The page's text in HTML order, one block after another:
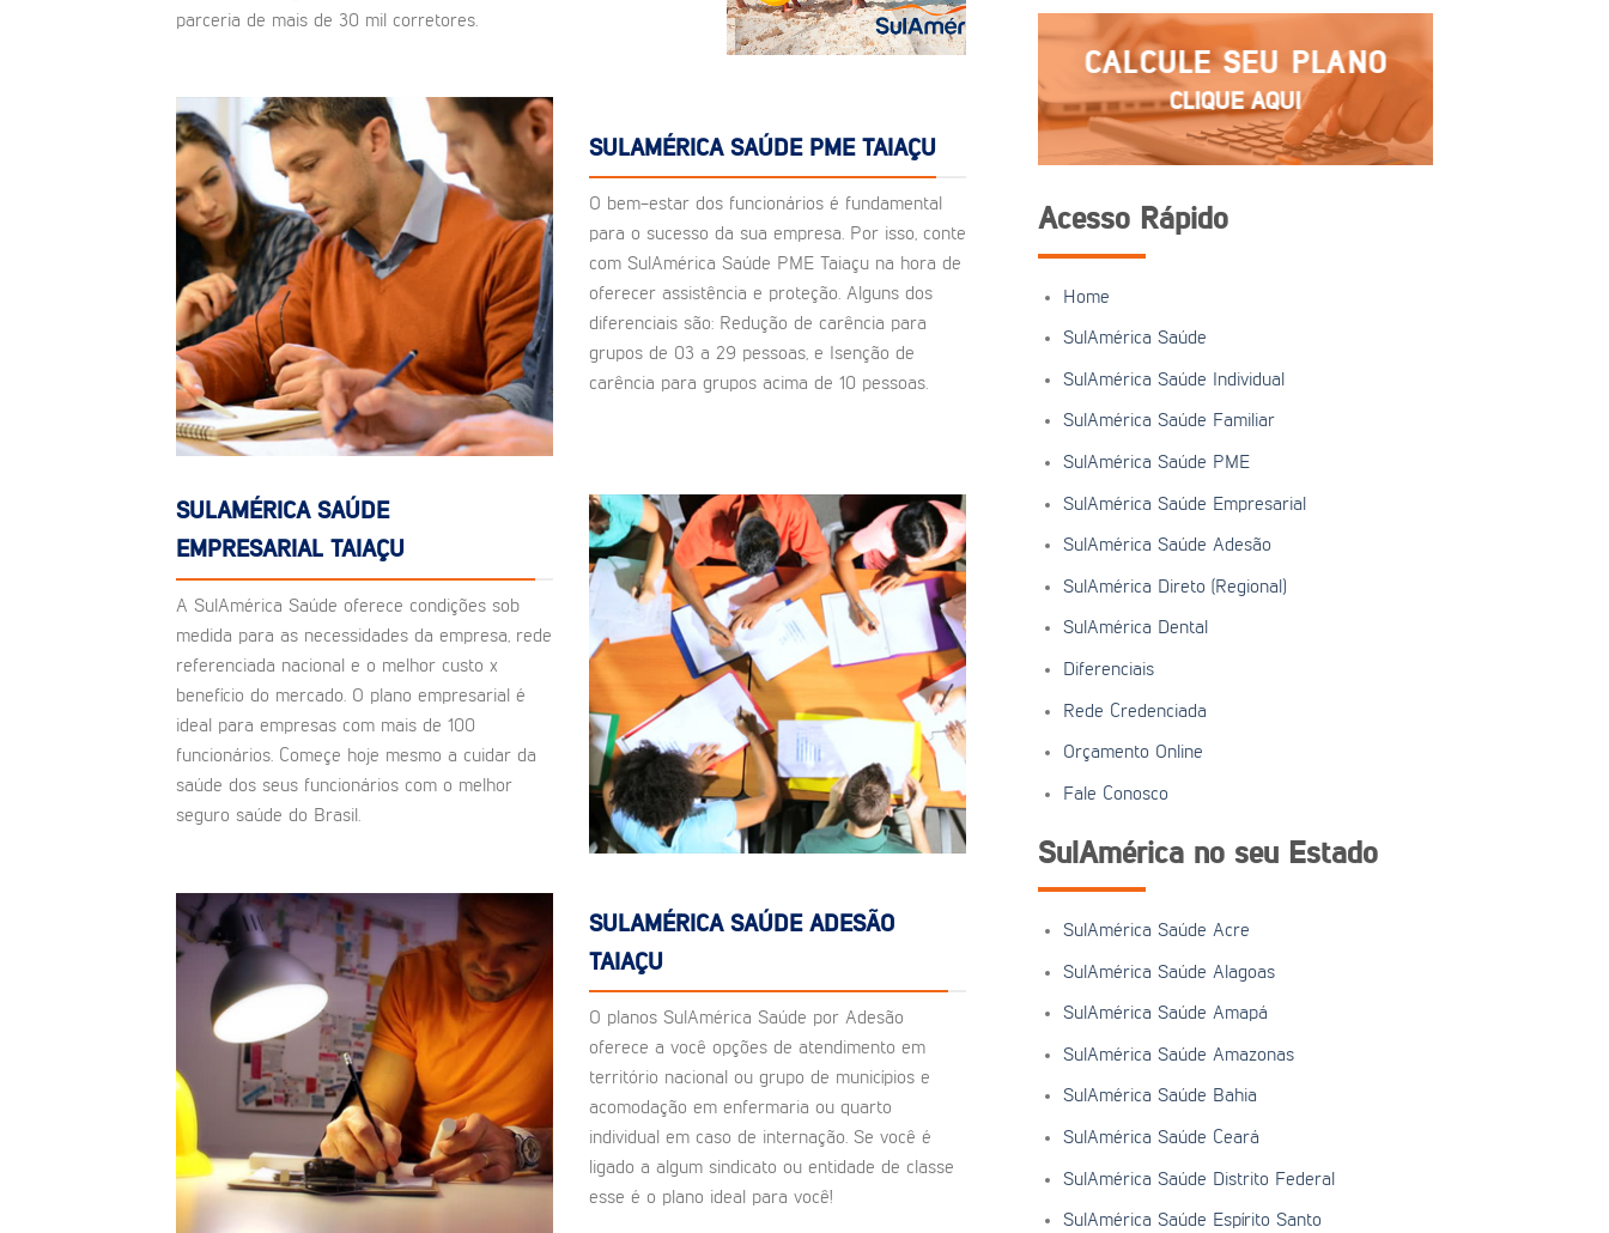
parceria de mais de 30 mil corretores.
SULAMÉRICA SAÚDE PME TAIAÇU
O bem-estar dos funcionários é fundamental
para o sucesso da sua empresa. Por isso, conte
com SulAmérica Saúde PME Taiaçu na hora de
oferecer assistência e proteção. Alguns dos
diferenciais são: Redução de carência para
grupos de 03 a 29 pessoas, e Isenção de
carência para grupos acima de 10 pessoas.
SULAMÉRICA SAÚDE
EMPRESARIAL TAIAÇU
A SulAmérica Saúde oferece condições sob
medida para as necessidades da empresa, rede
referenciada nacional e o melhor custo x
benefício do mercado. O plano empresarial é
ideal para empresas com mais de 100
funcionários. Começe hoje mesmo a cuidar da
saúde dos seus funcionários com o melhor
seguro saúde do Brasil.
SULAMÉRICA SAÚDE ADESÃO
TAIAÇU
O planos SulAmérica Saúde por Adesão
oferece a você opções de atendimento em
território nacional ou grupo de municípios e
acomodação em enfermaria ou quarto
individual em caso de internação. Se você é
ligado a algum sindicato ou entidade de classe
esse é o plano ideal para você!
CALCULE SEU PLANO
CLIQUE AQUI
Acesso Rápido
Home
SulAmérica Saúde
SulAmérica Saúde Individual
SulAmérica Saúde Familiar
SulAmérica Saúde PME
SulAmérica Saúde Empresarial
SulAmérica Saúde Adesão
SulAmérica Direto (Regional)
SulAmérica Dental
Diferenciais
Rede Credenciada
Orçamento Online
Fale Conosco
SulAmérica no seu Estado
SulAmérica Saúde Acre
SulAmérica Saúde Alagoas
SulAmérica Saúde Amapá
SulAmérica Saúde Amazonas
SulAmérica Saúde Bahia
SulAmérica Saúde Ceará
SulAmérica Saúde Distrito Federal
SulAmérica Saúde Espírito Santo